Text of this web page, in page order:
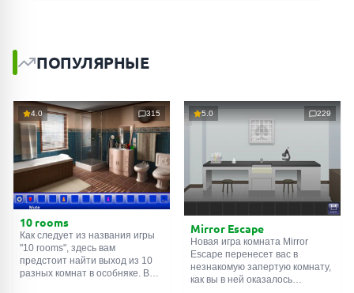
ПОПУЛЯРНЫЕ
4.0 315
10 rooms
Как следует из названия игры
"10 rooms", здесь вам
предстоит найти выход из 10
разных комнат в особняке. В
5.0 229
Mirror Escape
Новая игра комната Mirror
Escape перенесет вас в
незнакомую запертую комнату,
как вы в ней оказалось